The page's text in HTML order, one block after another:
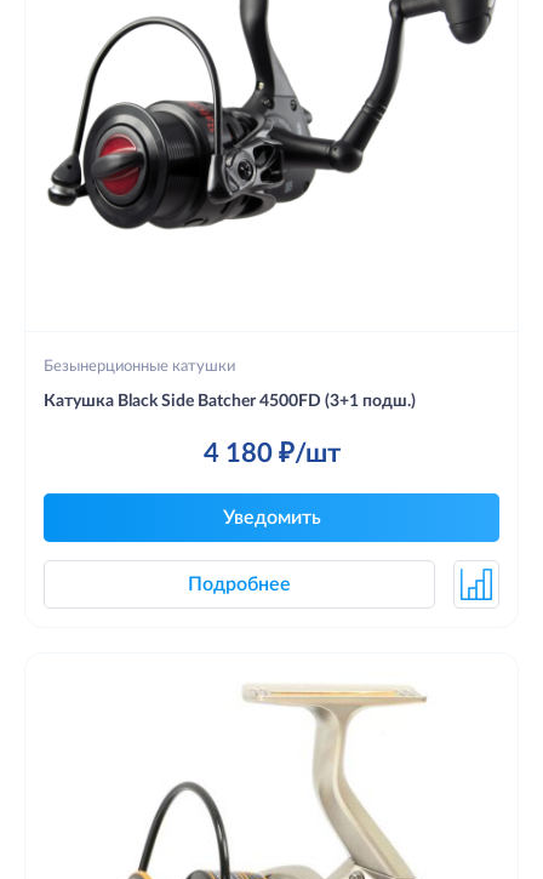
Безынерционные катушки
Катушка Black Side Batcher 4500FD (3+1 подш.)
4 180 ₽/шт
Уведомить
Подробнее